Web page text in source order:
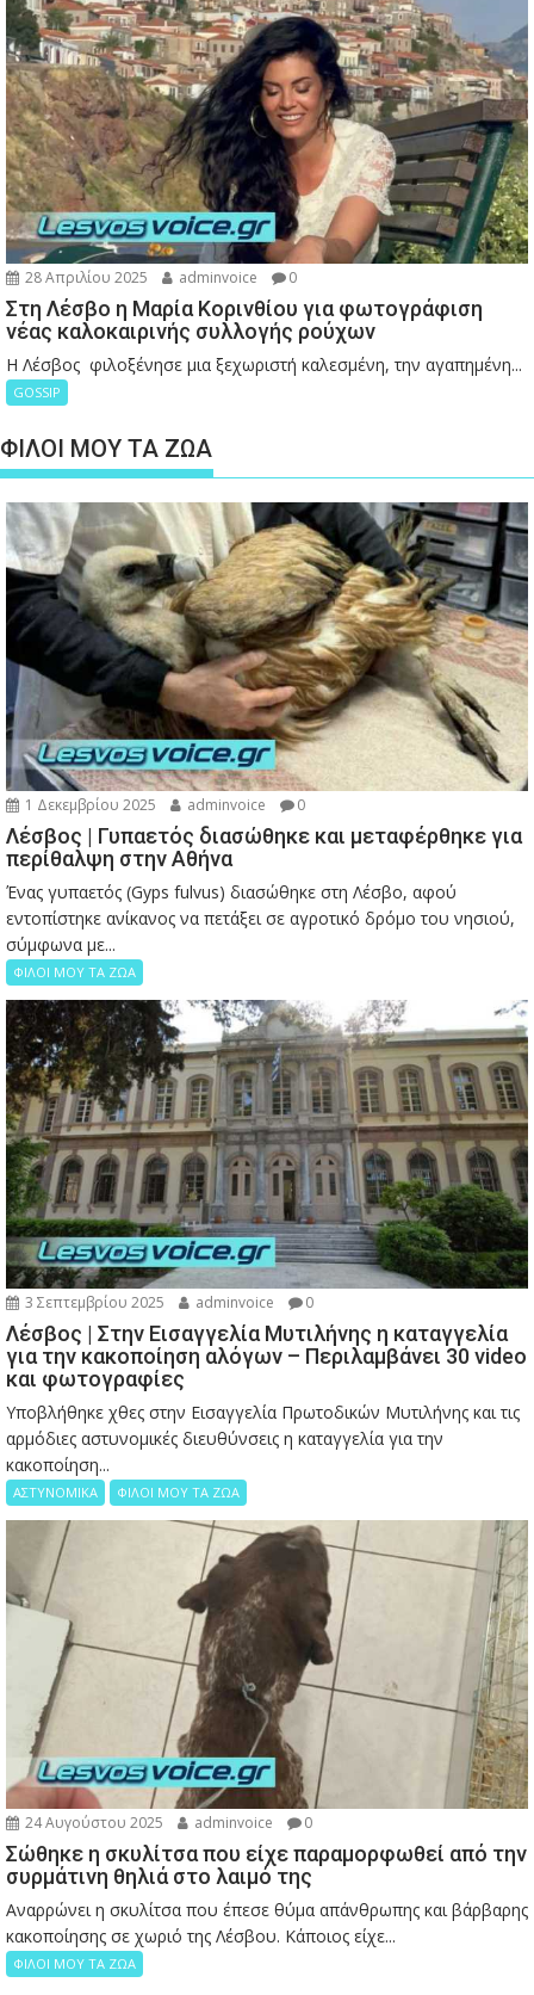
28 Απριλίου 2025 adminvoice 0
Στη Λέσβο η Μαρία Κορινθίου για φωτογράφιση
νέας καλοκαιρινής συλλογής ρούχων
Η Λέσβος φιλοξένησε μια ξεχωριστή καλεσμένη, την αγαπημένη...
GOSSIP
ΦΙΛΟΙ ΜΟΥ ΤΑ ΖΩΑ
1 Δεκεμβρίου 2025 adminvoice 0
Λέσβος | Γυπαετός διασώθηκε και μεταφέρθηκε για
περίθαλψη στην Αθήνα
Ένας γυπαετός (Gyps fulvus) διασώθηκε στη Λέσβο, αφού
εντοπίστηκε ανίκανος να πετάξει σε αγροτικό δρόμο του νησιού,
σύμφωνα με...
ΦΙΛΟΙ ΜΟΥ ΤΑ ΖΩΑ
3 Σεπτεμβρίου 2025 adminvoice 0
Λέσβος | Στην Εισαγγελία Μυτιλήνης η καταγγελία
για την κακοποίηση αλόγων – Περιλαμβάνει 30 video
και φωτογραφίες
Υποβλήθηκε χθες στην Εισαγγελία Πρωτοδικών Μυτιλήνης και τις
αρμόδιες αστυνομικές διευθύνσεις η καταγγελία για την
κακοποίηση...
ΑΣΤΥΝΟΜΙΚΑ ΦΙΛΟΙ ΜΟΥ ΤΑ ΖΩΑ
24 Αυγούστου 2025 adminvoice 0
Σώθηκε η σκυλίτσα που είχε παραμορφωθεί από την
συρμάτινη θηλιά στο λαιμό της
Αναρρώνει η σκυλίτσα που έπεσε θύμα απάνθρωπης και βάρβαρης
κακοποίησης σε χωριό της Λέσβου. Κάποιος είχε...
ΦΙΛΟΙ ΜΟΥ ΤΑ ΖΩΑ